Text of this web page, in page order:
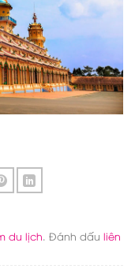
du lịch . Đánh dấu liên